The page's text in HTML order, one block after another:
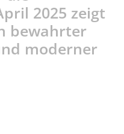
2025 zeigt
bewahrter
moderner